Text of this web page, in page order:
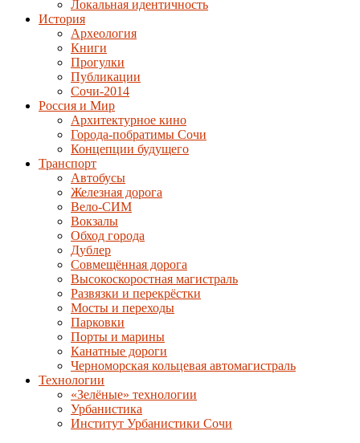
Локальная идентичность
История
Археология
Книги
Прогулки
Публикации
Сочи-2014
Россия и Мир
Архитектурное кино
Города-побратимы Сочи
Концепции будущего
Транспорт
Автобусы
Железная дорога
Вело-СИМ
Вокзалы
Обход города
Дублер
Совмещённая дорога
Высокоскоростная магистраль
Развязки и перекрёстки
Мосты и переходы
Парковки
Порты и марины
Канатные дороги
Черноморская кольцевая автомагистраль
Технологии
«Зелёные» технологии
Урбанистика
Институт Урбанистики Сочи